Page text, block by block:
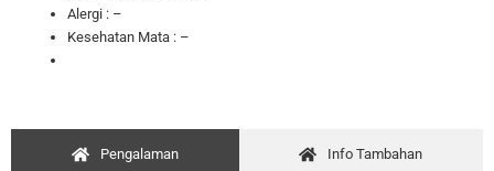
Alergi : –
Kesehatan Mata : –
Pengalaman Info Tambahan